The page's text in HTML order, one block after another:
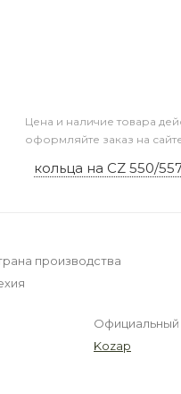
Цена и наличие товара
оформляйте заказ на
кольца на CZ 550/
производства
Официальный
Kozap